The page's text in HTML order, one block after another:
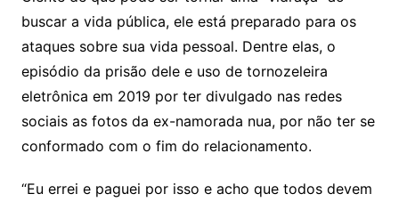
buscar a vida pública, ele está preparado para os
ataques sobre sua vida pessoal. Dentre elas, o
episódio da prisão dele e uso de tornozeleira
eletrônica em 2019 por ter divulgado nas redes
sociais as fotos da ex-namorada nua, por não ter se
conformado com o fim do relacionamento.
“Eu errei e paguei por isso e acho que todos devem